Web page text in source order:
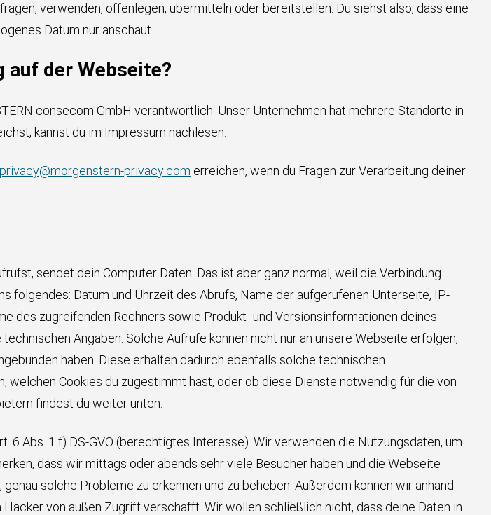
verwenden, offenlegen, übermitteln oder bereitstellen. Du siehst also, dass eine
Datum nur anschaut.
der Webseite?
consecom GmbH verantwortlich. Unser Unternehmen hat mehrere Standorte in
kannst du im Impressum nachlesen.
privacy@morgenstern-privacy.com erreichen, wenn du Fragen zur Verarbeitung deiner
sendet dein Computer Daten. Das ist aber ganz normal, weil die Verbindung
Datum und Uhrzeit des Abrufs, Name der aufgerufenen Unterseite, IP-
des zugreifenden Rechners sowie Produkt- und Versionsinformationen deines
Angaben. Solche Aufrufe können nicht nur an unsere Webseite erfolgen,
haben. Diese erhalten dadurch ebenfalls solche technischen
Cookies du zugestimmt hast, oder ob diese Dienste notwendig für die von
findest du weiter unten.
Abs. 1 f) DS-GVO (berechtigtes Interesse). Wir verwenden die Nutzungsdaten, um
dass wir mittags oder abends sehr viele Besucher haben und die Webseite
solche Probleme zu erkennen und zu beheben. Außerdem können wir anhand
von außen Zugriff verschafft. Wir wollen schließlich nicht, dass deine Daten in